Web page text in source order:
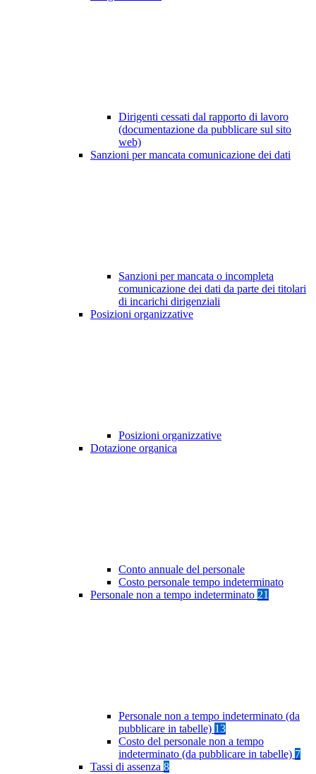
Dirigenti cessati dal rapporto di lavoro
(documentazione da pubblicare sul sito
web)
Sanzioni per mancata comunicazione dei dati
Sanzioni per mancata o incompleta
comunicazione dei dati da parte dei titolari
di incarichi dirigenziali
Posizioni organizzative
Posizioni organizzative
Dotazione organica
Conto annuale del personale
Costo personale tempo indeterminato
Personale non a tempo indeterminato 21
Personale non a tempo indeterminato (da
pubblicare in tabelle) 13
Costo del personale non a tempo
indeterminato (da pubblicare in tabelle) 7
Tassi di assenza 8